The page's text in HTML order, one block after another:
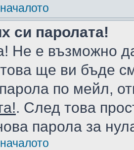
си паролата!
Не е възможно
ще ви бъде
по мейл,
. След това
парола за